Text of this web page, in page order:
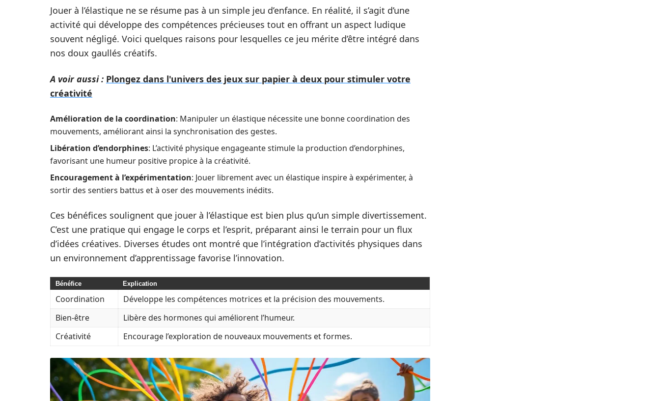
Jouer à l’élastique ne se résume pas à un simple jeu d’enfance. En réalité, il s’agit d’une
activité qui développe des compétences précieuses tout en offrant un aspect ludique
souvent négligé. Voici quelques raisons pour lesquelles ce jeu mérite d’être intégré dans
nos doux gaullés créatifs.
A voir aussi : Plongez dans l'univers des jeux sur papier à deux pour stimuler votre
créativité
Amélioration de la coordination: Manipuler un élastique nécessite une bonne coordination des
mouvements, améliorant ainsi la synchronisation des gestes.
Libération d’endorphines: L’activité physique engageante stimule la production d’endorphines,
favorisant une humeur positive propice à la créativité.
Encouragement à l’expérimentation: Jouer librement avec un élastique inspire à expérimenter, à
sortir des sentiers battus et à oser des mouvements inédits.
Ces bénéfices soulignent que jouer à l’élastique est bien plus qu’un simple divertissement.
C’est une pratique qui engage le corps et l’esprit, préparant ainsi le terrain pour un flux
d’idées créatives. Diverses études ont montré que l’intégration d’activités physiques dans
un environnement d’apprentissage favorise l’innovation.
Bénéfice Explication
Coordination
Développe les compétences motrices et la précision des mouvements.
Bien-être
Libère des hormones qui améliorent l’humeur.
Créativité
Encourage l’exploration de nouveaux mouvements et formes.